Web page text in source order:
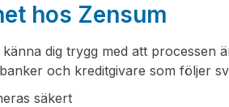
hos Zensum
dig trygg med att processen
och kreditgivare som följer
säkert